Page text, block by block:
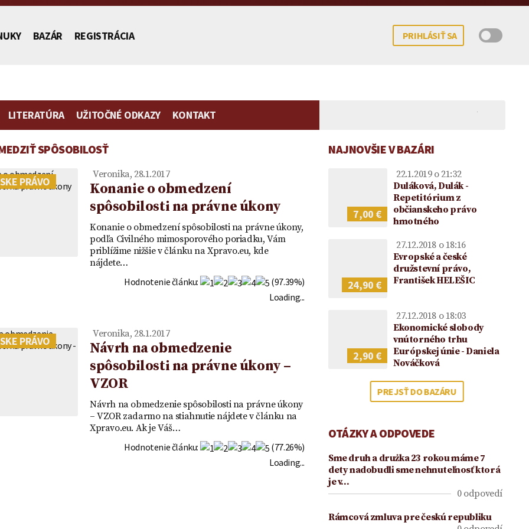
BAZÁR REGISTRÁCIA PRIHLÁSIŤ SA
Poplatok | Návrh na vklad |
Ako ušetriť na poplatku za
návrh na vklad
Vydedenie potomka – kedy
je to právne možné?
Koncesionárske poplatky |
Úhrady za služby verejnosti
poskytované RTVS | Novela
Zmluva o zriadení
predkupného práva ako
vecného práva a návrh na
vklad - VZOR
Vzor plnomocenstva na
zastupovanie vo vzťahu k
účtu v banke
Darovanie peňazí |
Darovacia zmluva VZOR
LITERATÚRA UŽITOČNÉ ODKAZY KONTAKT
SPÔSOBILOSŤ
PRÁVO
Veronika, 28.1.2017
Konanie o obmedzení
spôsobilosti na právne úkony
Konanie o obmedzení spôsobilosti na právne úkony,
podľa Civilného mimosporového poriadku, Vám
priblížime nižšie v článku na Xpravo.eu, kde
nájdete…
Hodnotenie článku:
(97.39%)
Loading...
PRÁVO
Veronika, 28.1.2017
Návrh na obmedzenie
spôsobilosti na právne úkony –
VZOR
Návrh na obmedzenie spôsobilosti na právne úkony
– VZOR zadarmo na stiahnutie nájdete v článku na
Xpravo.eu. Ak je Váš…
Hodnotenie článku:
(77.26%)
Loading...
NAJNOVŠIE V BAZÁRI
7,00 €
22.1.2019 o 21:32
Duláková, Dulák -
Repetitórium z
občianskeho právo
hmotného
24,90 €
27.12.2018 o 18:16
Evropské a české
družstevní právo,
František HELEŠIC
2,90 €
27.12.2018 o 18:03
Ekonomické slobody
vnútorného trhu
Európskej únie - Daniela
Nováčková
PREJSŤ DO BAZÁRU
OTÁZKY A ODPOVEDE
Sme druh a drużka 23 rokou máme 7
dety nadobudli sme nehnuteľnosť ktorá
je v…
0 odpovedí
Rámcová zmluva pre českú republiku